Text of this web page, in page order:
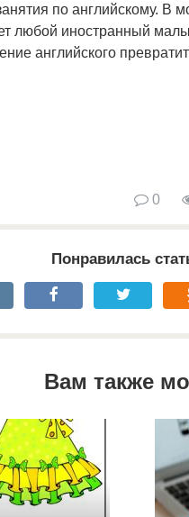
по английскому. В
любой иностранный
английского
0
Понравилась
Вам также